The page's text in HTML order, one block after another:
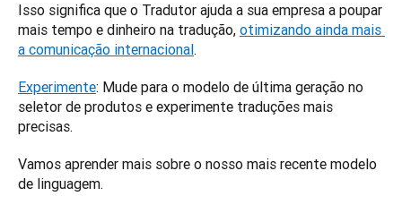
Isso significa que o Tradutor ajuda a sua empresa a poupar
mais tempo e dinheiro na tradução, otimizando ainda mais
a comunicação internacional.
Experimente: Mude para o modelo de última geração no
seletor de produtos e experimente traduções mais
precisas.
Vamos aprender mais sobre o nosso mais recente modelo
de linguagem.